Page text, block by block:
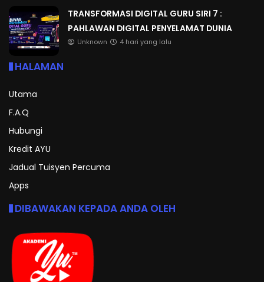
TRANSFORMASI DIGITAL GURU SIRI 7 :
PAHLAWAN DIGITAL PENYELAMAT DUNIA
Unknown 4 hari yang lalu
HALAMAN
Utama
F.A.Q
Hubungi
Kredit AYU
Jadual Tuisyen Percuma
Apps
DIBAWAKAN KEPADA ANDA OLEH